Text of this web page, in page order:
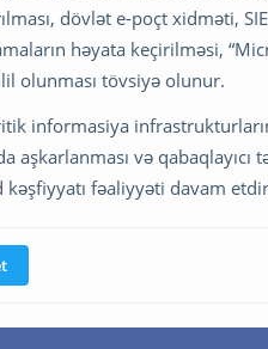
dövlət e-poçt xidməti,
həyata keçirilməsi,
olunması tövsiyə olunur.
informasiya
aşkarlanması və
fəaliyyəti davam